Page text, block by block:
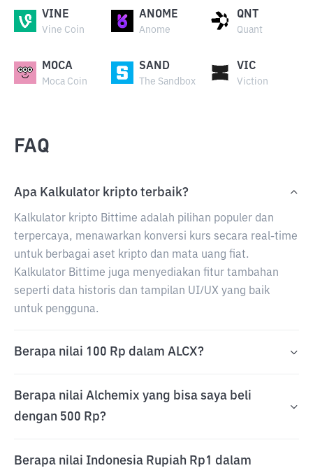
VINE
Vine Coin
ANOME
Anome
QNT
Quant
MOCA
Moca Coin
SAND
The Sandbox
VIC
Viction
FAQ
Apa Kalkulator kripto terbaik?
Kalkulator kripto Bittime adalah pilihan populer dan
terpercaya, menawarkan konversi kurs secara real-time
untuk berbagai aset kripto dan mata uang fiat.
Kalkulator Bittime juga menyediakan fitur tambahan
seperti data historis dan tampilan UI/UX yang baik
untuk pengguna.
Berapa nilai 100 Rp dalam ALCX?
Berapa nilai Alchemix yang bisa saya beli
dengan 500 Rp?
Berapa nilai Indonesia Rupiah Rp1 dalam